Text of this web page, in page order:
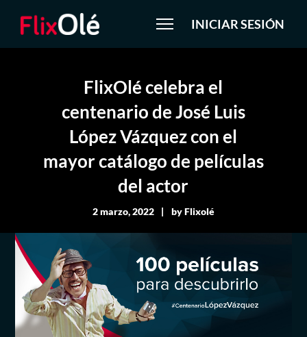
INICIAR SESIÓN
FlixOlé celebra el
centenario de José Luis
López Vázquez con el
mayor catálogo de películas
del actor
2 marzo, 2022 byFlixolé